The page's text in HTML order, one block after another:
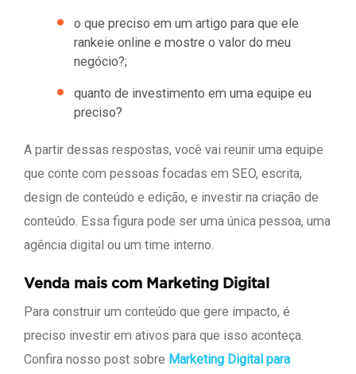
o que preciso em um artigo para que ele
rankeie online e mostre o valor do meu
negócio?;
quanto de investimento em uma equipe eu
preciso?
A partir dessas respostas, você vai reunir uma equipe
que conte com pessoas focadas em SEO, escrita,
design de conteúdo e edição, e investir na criação de
conteúdo. Essa figura pode ser uma única pessoa, uma
agência digital ou um time interno.
Venda mais com Marketing Digital
Para construir um conteúdo que gere impacto, é
preciso investir em ativos para que isso aconteça.
Confira nosso post sobre Marketing Digital para